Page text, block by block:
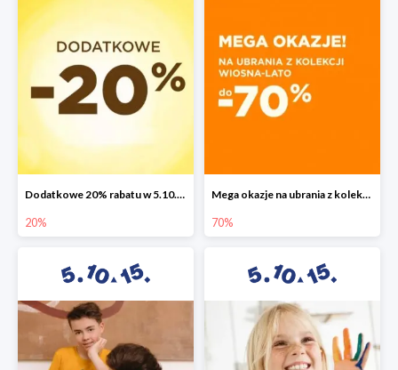
Dodatkowe 20% rabatu w 5.10.15
20%
Mega okazje na ubrania z kolekcji wiosna-lato do -70%
70%